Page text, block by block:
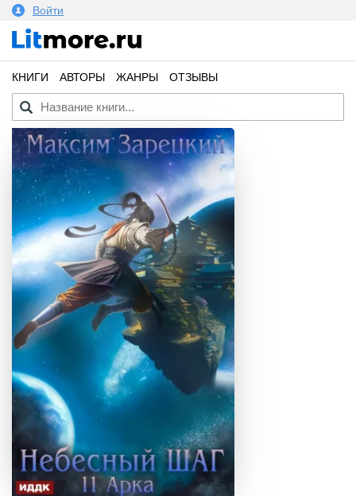
Войти
КНИГИ АВТОРЫ ЖАНРЫ ОТЗЫВЫ